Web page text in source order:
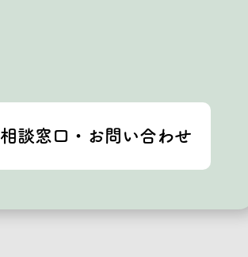
相談窓口・お問い合わせ